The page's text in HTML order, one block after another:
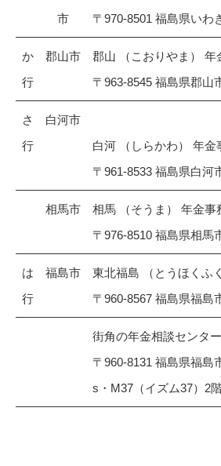
市
〒970-8501 福島県いわ
か
行
郡山市
郡山 （こおりやま） 年
〒963-8545 福島県郡山
さ
行
白河市
白河 （しらかわ） 年金
〒961-8533 福島県白河
相馬市
相馬 （そうま） 年金事
〒976-8510 福島県相馬
は
行
福島市
東北福島 （とうほくふ
〒960-8567 福島県福島
街角の年金相談センタ
〒960-8131 福島県福島
s・M37（イズム37）2